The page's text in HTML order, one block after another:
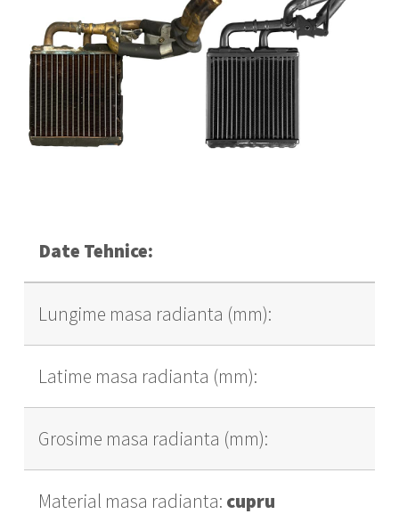
Date Tehnice:
Lungime masa radianta (mm):
Latime masa radianta (mm):
Grosime masa radianta (mm):
Material masa radianta: cupru